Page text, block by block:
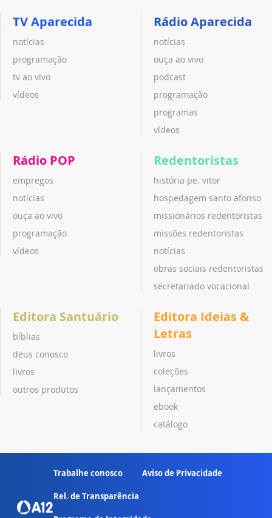
TV Aparecida
notícias
programação
tv ao vivo
vídeos
Rádio Aparecida
notícias
ouça ao vivo
podcast
programação
programas
vídeos
Rádio POP
empregos
notícias
ouça ao vivo
programação
vídeos
Redentoristas
história pe. vitor
hospedagem santo afonso
missionários redentoristas
missões redentoristas
notícias
obras sociais redentoristas
secretariado vocacional
Editora Santuário
bíblias
deus conosco
livros
outros produtos
Editora Ideias &
Letras
livros
coleções
lançamentos
ebook
catálogo
Trabalhe conosco Aviso de Privacidade
Rel. de Transparência